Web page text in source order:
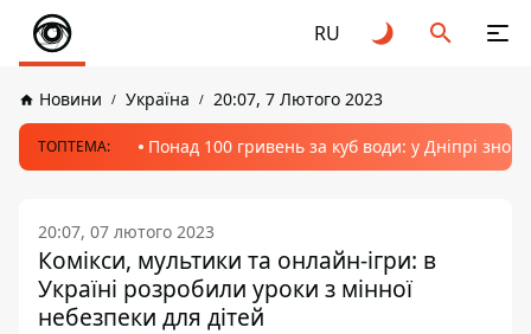
RU
Новини Україна 20:07, 7 Лютого 2023
ТОПТЕМА: Понад 100 гривень за куб води: у Дніпрі
20:07, 07 лютого 2023
Комікси, мультики та онлайн-ігри: в
Україні розробили уроки з мінної
небезпеки для дітей